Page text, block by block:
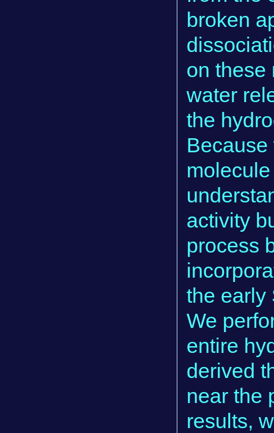
broken
on these
water
the
activity
process
the
We
entire
derived
near the
results,